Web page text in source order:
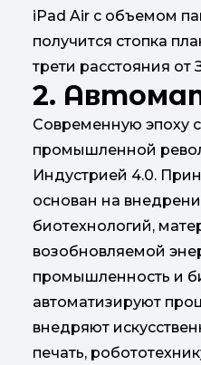
iPad Air с объемом
получится стопка
трети расстояния
2.
Современную эпоху
промышленной
Индустрией 4.0.
основан на
биотехнологий,
возобновляемой
промышленность и
автоматизируют
внедряют
печать,